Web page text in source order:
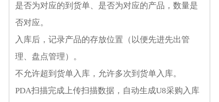
是否为对应的到货单、是否为对应的产品，数量是
否对应。
入库后，记录产品的存放位置（以便先进先出管
理、盘点管理）。
不允许超到货单入库，允许多次到货单入库。
PDA扫描完成上传扫描数据，自动生成U8采购入库